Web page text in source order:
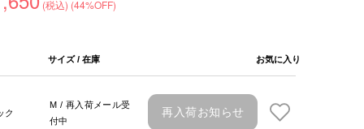
(税込) (44%OFF)
サイズ / 在庫 お気に入り
ク
M / 再入荷メール受
付中
再入荷お知らせ